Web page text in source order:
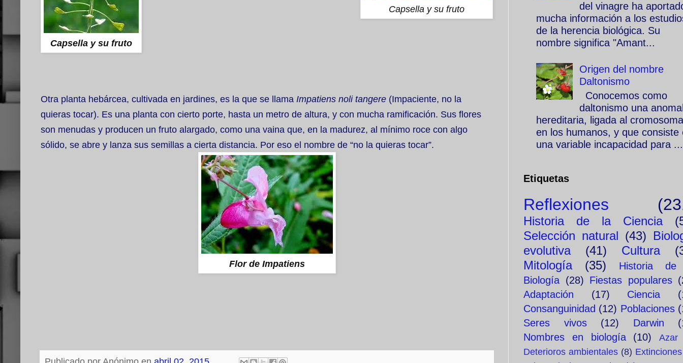
Capsella y su fruto
Capsella y su fruto
Otra planta hebárcea, cultivada en jardines, es la que se llama Impatiens noli tangere (Impaciente, no la
quieras tocar). Es una planta con cierto porte, hasta un metro de altura, y con mucha ramificación. Sus flores
son menudas y producen un fruto alargado, como una vaina que, en la madurez, al mínimo roce con algo
sólido, se abre y lanza sus semillas a cierta distancia. Por eso el nombre de “no la quieras tocar”.
Flor de Impatiens
del vinagre ha
mucha información a los
de la herencia biológica. Su
nombre significa "Amant...
Origen del nombre
Daltonismo
Conocemos como
daltonismo una
hereditaria, ligada al
en los humanos, y que consiste
una variable incapacidad para ...
Etiquetas
Reflexiones
Historia de la Ciencia
Selección natural (43)
evolutiva
(41) Cultura
Mitología
(35)
Historia
Biología (28) Fiestas populares
Adaptación
(17) Ciencia
Consanguinidad (12) Poblaciones
Seres vivos
(12) Darwin
Nombres en biología
(10)
Azar
Deterioros ambientales (8) Extinciones